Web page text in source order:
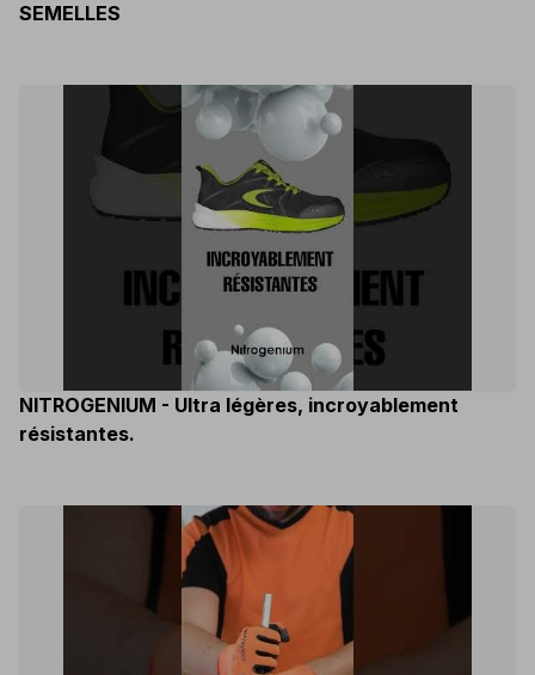
SEMELLES
NITROGENIUM - Ultra légères, incroyablement
résistantes.